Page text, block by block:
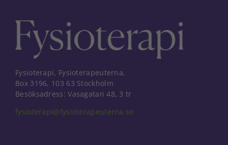
Fysioterapi, Fysioterapeuterna,
Box 3196, 103 63 Stockholm
Besöksadress: Vasagatan 48, 3 tr
fysioterapi@fysioterapeuterna.se